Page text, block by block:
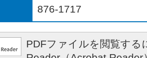
876-1717
PDFファイルを閲覧する